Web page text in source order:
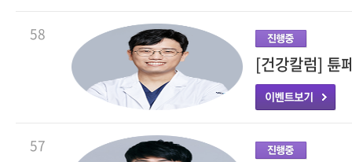
58
[건강칼럼] 튠
57